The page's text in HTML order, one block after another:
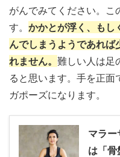
がんでみてください。こ
す。 かかとが浮く、もし
んでしまうようであれば
れません。 難しい人は足
ると思います。手を正面
ガポーズになります。
マラー
は「骨